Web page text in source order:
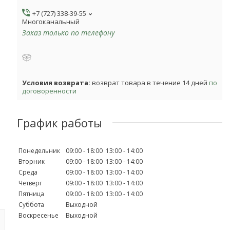
+7 (727) 338-39-55
Многоканальный
Заказ только по телефону
возврат товара в течение 14 дней по
договоренности
График работы
Понедельник 09:00 18:00 13:00
14:00
Вторник
09:00 18:00 13:00
14:00
Среда
09:00 18:00 13:00
14:00
Четверг
09:00 18:00 13:00
14:00
Пятница
09:00 18:00 13:00
14:00
Суббота
Выходной
Воскресенье
Выходной